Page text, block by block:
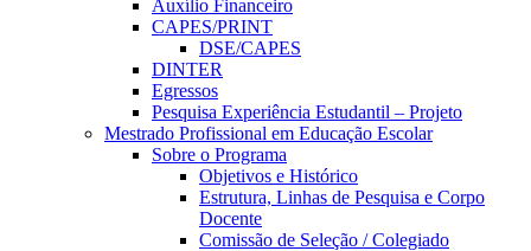
Auxílio Financeiro
CAPES/PRINT
DSE/CAPES
DINTER
Egressos
Pesquisa Experiência Estudantil – Projeto
Mestrado Profissional em Educação Escolar
Sobre o Programa
Objetivos e Histórico
Estrutura, Linhas de Pesquisa e Corpo
Docente
Comissão de Seleção / Colegiado